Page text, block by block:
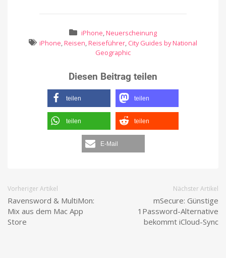
iPhone, Neuerscheinung
iPhone, Reisen, Reiseführer, City Guides by National
Geographic
Diesen Beitrag teilen
teilen teilen
teilen teilen
E-Mail
Vorheriger Artikel
Ravensword & MultiMon:
Mix aus dem Mac App
Store
Nächster Artikel
mSecure: Günstige
1Password-Alternative
bekommt iCloud-Sync